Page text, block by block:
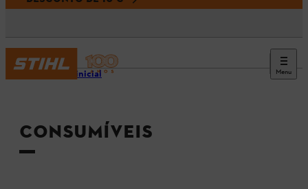
Menu
Página inicial
CONSUMÍVEIS